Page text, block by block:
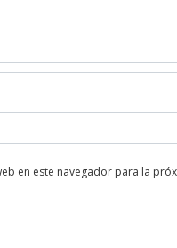
en este navegador para la